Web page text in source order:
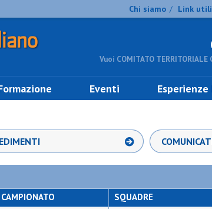
Chi siamo / Link utili
Vuoi COMITATO TERRITORIALE
Eventi
CAMPIONATO SQUADRE